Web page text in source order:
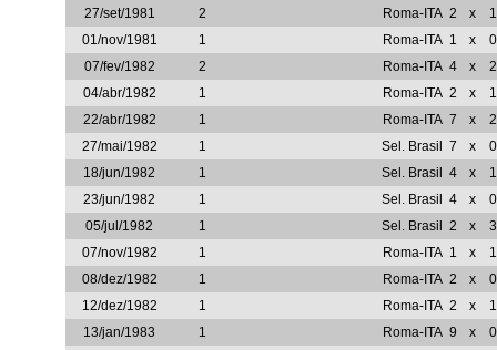
27/set/1981
2 Roma-ITA 2 x
1
01/nov/1981
1 Roma-ITA 1 x
0
07/fev/1982
2 Roma-ITA 4 x
2
04/abr/1982
1 Roma-ITA 2 x
1
22/abr/1982
1 Roma-ITA 7 x
2
27/mai/1982
1 Sel. Brasil 7 x
0
18/jun/1982
1 Sel. Brasil 4 x
1
23/jun/1982
1 Sel. Brasil 4 x
0
05/jul/1982
1 Sel. Brasil 2 x
3
07/nov/1982
1 Roma-ITA 1 x
1
08/dez/1982
1 Roma-ITA 2 x
0
12/dez/1982
1 Roma-ITA 2 x
1
13/jan/1983
1 Roma-ITA 9 x
0